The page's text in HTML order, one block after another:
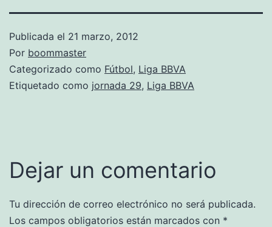
Publicada el 21 marzo, 2012
Por boommaster
Categorizado como Fútbol, Liga BBVA
Etiquetado como jornada 29, Liga BBVA
Dejar un comentario
Tu dirección de correo electrónico no será publicada.
Los campos obligatorios están marcados con *